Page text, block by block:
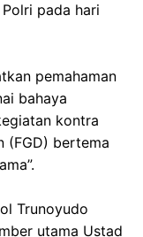
pada hari
pemahaman
bahaya
kontra
(FGD) bertema
Trunoyudo
utama Ustad